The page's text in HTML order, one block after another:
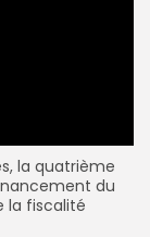
la quatrième
du
la fiscalité